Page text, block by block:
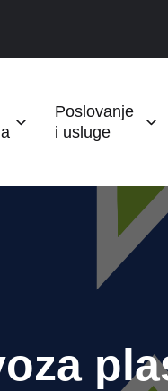
Poslovanje
i usluge